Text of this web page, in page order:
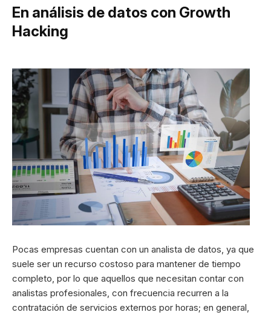
En análisis de datos con Growth
Hacking
Pocas empresas cuentan con un analista de datos, ya que
suele ser un recurso costoso para mantener de tiempo
completo, por lo que aquellos que necesitan contar con
analistas profesionales, con frecuencia recurren a la
contratación de servicios externos por horas; en general,